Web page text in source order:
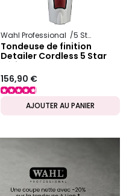
Wahl Professional 5 Star Series
Tondeuse de finition
Detailer Cordless 5 Star
Séries
156,90 €
AJOUTER AU PANIER